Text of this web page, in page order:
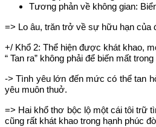
Tương phản về không gian:
=> Lo âu, trăn trở về sự hữu hạn của
+/ Khổ 2: Thể hiện được khát khao,
“ Tan ra” không phải để biến mất
-> Tình yêu lớn đến mức có thể tan
yêu muôn thuở.
=> Hai khổ thơ bộc lộ một cái tôi trữ
cũng rất khát khao trong hạnh phúc